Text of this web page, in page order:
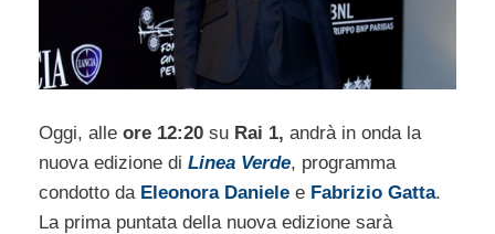
Oggi, alle ore 12:20 su Rai 1, andrà in onda la
nuova edizione di Linea Verde, programma
condotto da Eleonora Daniele e Fabrizio Gatta.
La prima puntata della nuova edizione sarà